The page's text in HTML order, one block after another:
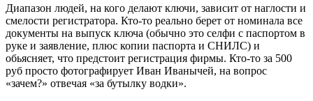
Диапазон людей, на кого делают ключи, зависит от наглости и
смелости регистратора. Кто-то реально берет от номинала все
документы на выпуск ключа (обычно это селфи с паспортом в
руке и заявление, плюс копии паспорта и СНИЛС) и
обьясняет, что предстоит регистрация фирмы. Кто-то за 500
руб просто фотографирует Иван Иванычей, на вопрос
«зачем?» отвечая «за бутылку водки».